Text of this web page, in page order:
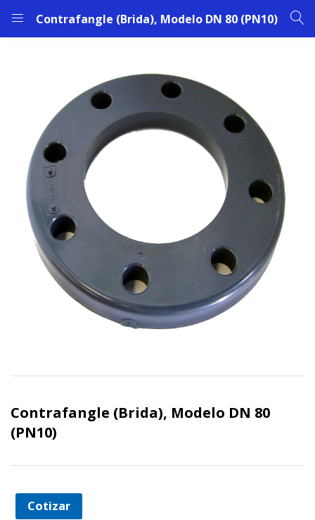
Contrafangle (Brida), Modelo DN 80 (PN10)
Contrafangle (Brida), Modelo DN 80
(PN10)
Cotizar